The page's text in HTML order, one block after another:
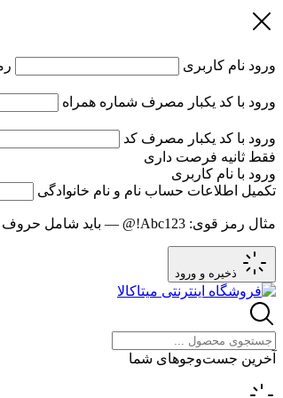
ورود نام کاربری
ورود با کد یکبار مصرف شماره همراه
ورود با کد یکبار مصرف کد
فقط ثانیه فرصت داری
ورود با نام کاربری
تکمیل اطلاعات حساب نام و نام خانوادگی
مثال رمز قوی: Abc123!@ — باید شامل حروف بزرگ،
ذخیره و ورود
آخرین جست‌وجوهای شما